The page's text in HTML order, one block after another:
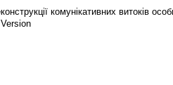
комунікативних витоків